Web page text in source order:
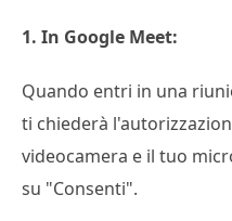
1. In Google Meet:
Quando entri in una
ti chiederà
videocamera e il tuo
su "Consenti".